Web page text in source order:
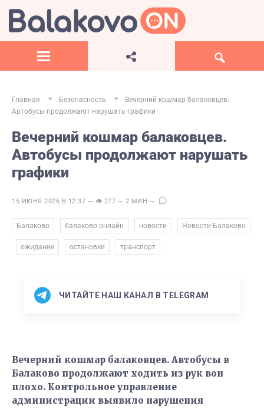
Главная Безопасность
Вечерний кошмар балаковцев.
Автобусы продолжают нарушать графики
Вечерний кошмар балаковцев.
Автобусы продолжают нарушать
графики
15 ИЮНЯ 2026 В 12:37 — 👁 277 — 2 МИН —
Балаково балаково.онлайн новости Новости Балаково
ожидание остановки транспорт
ЧИТАЙТЕ НАШ КАНАЛ В TELEGRAM
Вечерний кошмар балаковцев. Автобусы в
Балаково продолжают ходить из рук вон
плохо. Контрольное управление
администрации выявило нарушения